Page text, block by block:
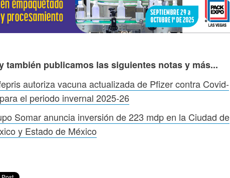
también publicamos las siguientes notas y más...
autoriza vacuna actualizada de Pfizer contra Covid-
el periodo invernal 2025-26
Somar anuncia inversión de 223 mdp en la Ciudad de
y Estado de México